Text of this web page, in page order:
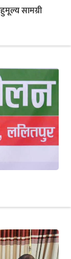
सामग्री